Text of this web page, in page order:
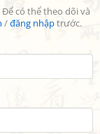
có thể theo dõi và
/đăng nhậptrước.